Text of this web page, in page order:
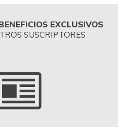
EXCLUSIVOS
SUSCRIPTORES